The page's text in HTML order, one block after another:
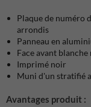
Plaque de numéro
arrondis
Panneau en
Face avant
Imprimé noir
Muni d'un stratifié
Avantages produit :